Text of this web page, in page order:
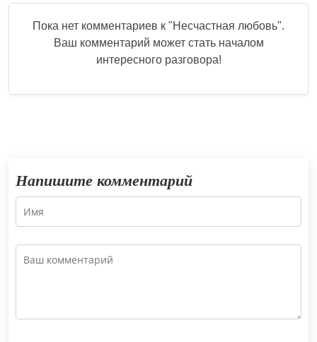
Пока нет комментариев к "Несчастная любовь".
Ваш комментарий может стать началом
интересного разговора!
Напишите комментарий